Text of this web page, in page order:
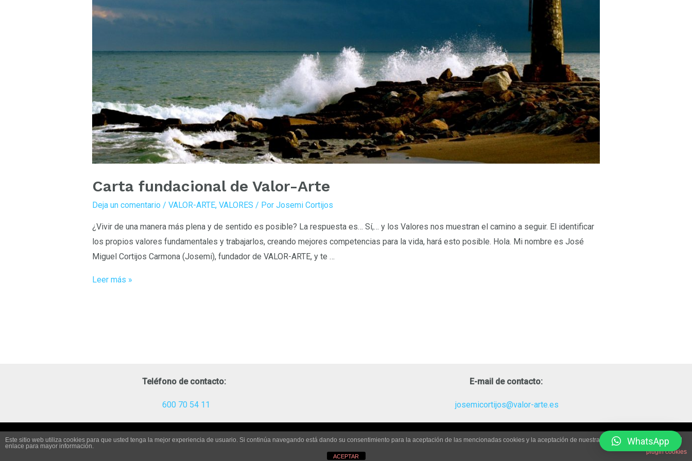
Carta fundacional de Valor-Arte
Deja un comentario / VALOR-ARTE, VALORES / Por Josemi Cortijos
¿Vivir de una manera más plena y de sentido es posible? La respuesta es… Sí,… y los Valores nos muestran el camino a seguir. El identificar
los propios valores fundamentales y trabajarlos, creando mejores competencias para la vida, hará esto posible. Hola. Mi nombre es José
Miguel Cortijos Carmona (Josemi), fundador de VALOR-ARTE, y te …
Leer más »
Teléfono de contacto:
600 70 54 11
E-mail de contacto:
josemicortijos@valor-arte.es
Valor-Arte Copyright © 2026
Este sitio web utiliza cookies para que usted tenga la mejor experiencia de usuario. Si continúa navegando está dando su consentimiento para la aceptación de las mencionadas cookies y la aceptación de nuestra política de cookies , pinche el
enlace para mayor información.
plugin cookies
ACEPTAR
WhatsApp